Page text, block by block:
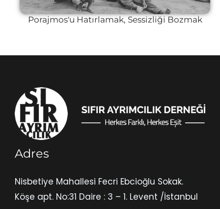
Porajmos'u Hatırlamak, Sessizliği Bozmak
Adres
Nisbetiye Mahallesi Fecri Ebcioğlu Sokak.
Köşe apt. No:31 Daire : 3 – 1. Levent /İstanbul